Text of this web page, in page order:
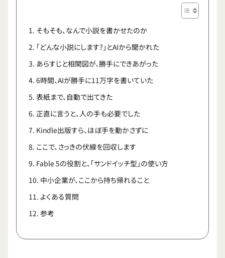
そもそも、なんで小説を書かせたのか
「どんな小説にします?」とAIから聞かれた
あらすじと相関図が、勝手にできあがった
6時間、AIが勝手に11万字を書いていた
表紙まで、自動で出てきた
正直に言うと、人の手も必要でした
Kindle出版すら、ほぼ手を動かさずに
ここで、さっきの伏線を回収します
Fable 5の役割と、「サンドイッチ型」の使い方
中小企業が、ここから持ち帰れること
よくある質問
参考